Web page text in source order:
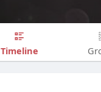
Timeline